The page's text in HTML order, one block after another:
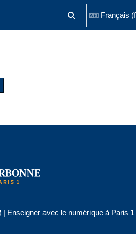
Activer/désactiver
Français
| Enseigner avec le numérique à Paris 1